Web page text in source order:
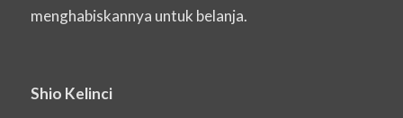
menghabiskannya untuk belanja.
Shio Kelinci